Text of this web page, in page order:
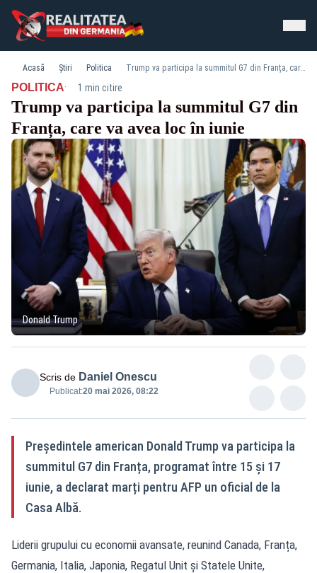
Acasă Știri Politica Trump va participa la summitul G7 din Franța, care va avea loc în iunie
POLITICA· 1 min citire
Trump va participa la summitul G7 din
Franța, care va avea loc în iunie
Donald Trump
Scris de Daniel Onescu
Publicat:20 mai 2026, 08:22
Președintele american Donald Trump va participa la
summitul G7 din Franța, programat între 15 și 17
iunie, a declarat marți pentru AFP un oficial de la
Casa Albă.
Liderii grupului cu economii avansate, reunind Canada, Franța,
Germania, Italia, Japonia, Regatul Unit și Statele Unite,